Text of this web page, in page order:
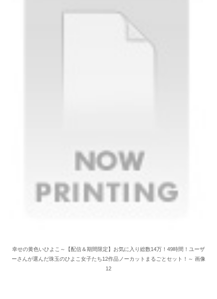
幸せの黄色いひよこ～【配信＆期間限定】お気に入り総数14万！49時間！ユーザ
ーさんが選んだ珠玉のひよこ女子たち12作品ノーカットまるごとセット！～ 画像
12